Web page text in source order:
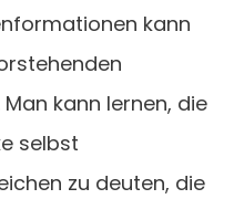
kann
kann lernen, die
selbst
zu deuten, die